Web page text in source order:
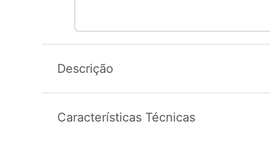
Descrição
Características Técnicas